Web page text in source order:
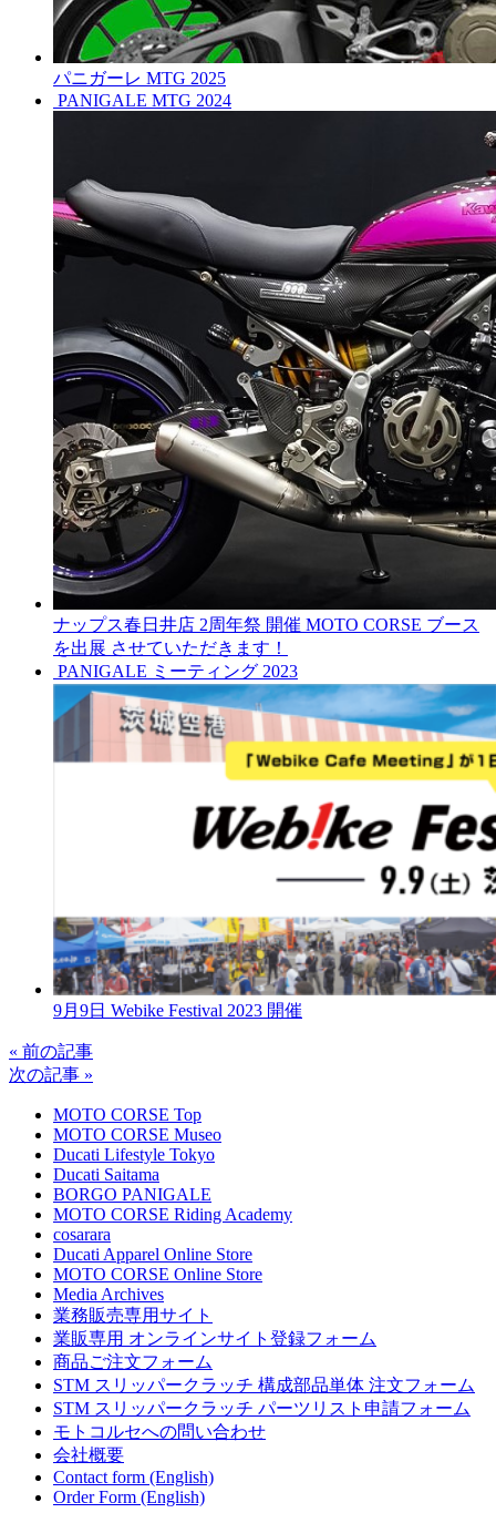
パニガーレ MTG 2025
PANIGALE MTG 2024
ナップス春日井店 2周年祭 開催 MOTO CORSE ブース
を出展 させていただきます！
PANIGALE ミーティング 2023
9月9日 Webike Festival 2023 開催
« 前の記事
次の記事 »
MOTO CORSE Top
MOTO CORSE Museo
Ducati Lifestyle Tokyo
Ducati Saitama
BORGO PANIGALE
MOTO CORSE Riding Academy
cosarara
Ducati Apparel Online Store
MOTO CORSE Online Store
Media Archives
業務販売専用サイト
業販専用 オンラインサイト登録フォーム
商品ご注文フォーム
STM スリッパークラッチ 構成部品単体 注文フォーム
STM スリッパークラッチ パーツリスト申請フォーム
モトコルセへの問い合わせ
会社概要
Contact form (English)
Order Form (English)